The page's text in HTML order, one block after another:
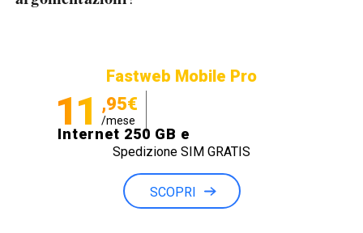
Fastweb Mobile Pro
11 ,95€
/mese
Internet 250 GB e
Minuti illimitati
Spedizione SIM GRATIS
SCOPRI